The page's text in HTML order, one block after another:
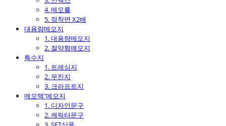
4. 메모롤
5. 점착면 X2배
대용량메모지
1. 대용량메모지
2. 절약형메모지
특수지
1. 트레싱지
2. 무진지
3. 크라프트지
메모텍⁺메모지
1. 디자인문구
2. 캐릭터문구